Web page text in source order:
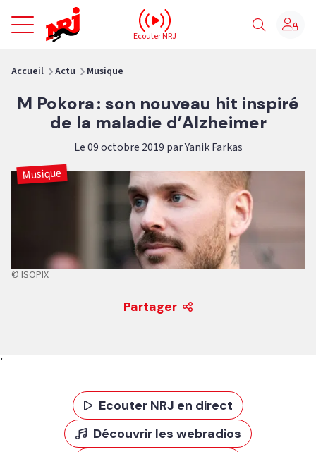
NRJ - Accueil
Ecouter NRJ
Accueil Actu Musique
M Pokora : son nouveau hit inspiré
de la maladie d’Alzheimer
Le 09 octobre 2019 par Yanik Farkas
Musique
© ISOPIX
Partager
'
Ecouter NRJ en direct
Découvrir les webradios